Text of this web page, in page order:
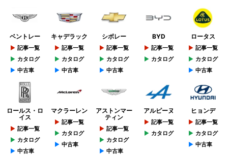
ベントレー
記事一覧
カタログ
中古車
キャデラック
記事一覧
カタログ
中古車
シボレー
記事一覧
カタログ
中古車
BYD
記事一覧
カタログ
ロータス
記事一覧
カタログ
中古車
ロールス・ロ
イス
記事一覧
カタログ
中古車
マクラーレン
記事一覧
カタログ
中古車
アストンマー
ティン
記事一覧
カタログ
中古車
アルピーヌ
記事一覧
カタログ
ヒョンデ
記事一覧
カタログ
中古車